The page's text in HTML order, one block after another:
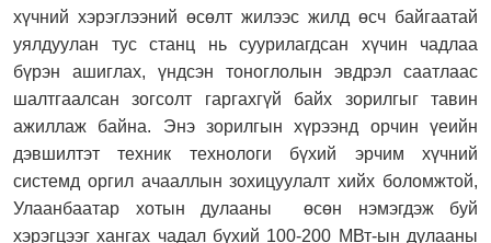
хүчний хэрэглээний өсөлт жилээс жилд өсч байгаатай
уялдуулан тус станц нь суурилагдсан хүчин чадлаа
бүрэн ашиглах, үндсэн тоноглолын эвдрэл саатлаас
шалтгаалсан зогсолт гаргахгүй байх зорилгыг тавин
ажиллаж байна. Энэ зорилгын хүрээнд орчин үеийн
дэвшилтэт техник технологи бүхий эрчим хүчний
системд оргил ачааллын зохицуулалт хийх боломжтой,
Улаанбаатар хотын дулааны
өсөн нэмэгдэж буй
хэрэгцээг хангах чадал бүхий 100-200 МВт-ын дулааны